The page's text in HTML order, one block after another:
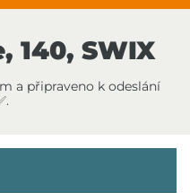
140, SWIX
a připraveno k odeslání